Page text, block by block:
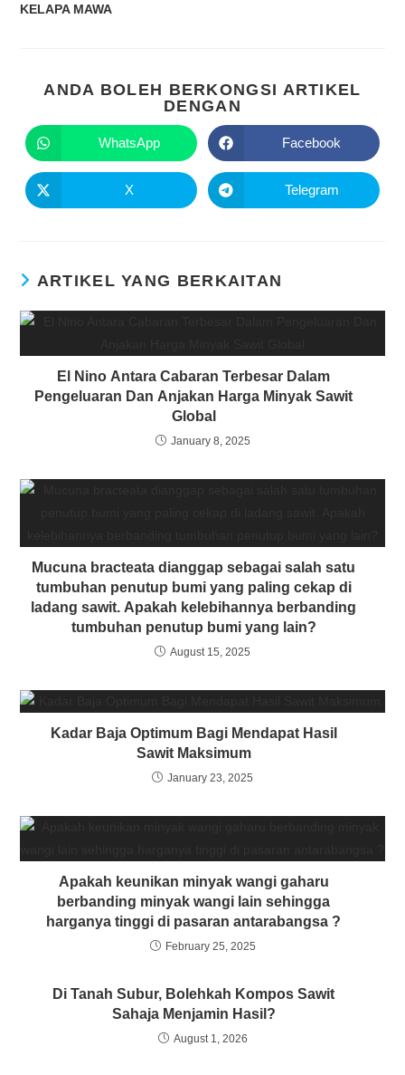
KELAPA MAWA
ANDA BOLEH BERKONGSI ARTIKEL
DENGAN
WhatsApp Facebook
X Telegram
ARTIKEL YANG BERKAITAN
El Nino Antara Cabaran Terbesar Dalam
Pengeluaran Dan Anjakan Harga Minyak Sawit
Global
January 8, 2025
Mucuna bracteata dianggap sebagai salah satu
tumbuhan penutup bumi yang paling cekap di
ladang sawit. Apakah kelebihannya berbanding
tumbuhan penutup bumi yang lain?
August 15, 2025
Kadar Baja Optimum Bagi Mendapat Hasil
Sawit Maksimum
January 23, 2025
Apakah keunikan minyak wangi gaharu
berbanding minyak wangi lain sehingga
harganya tinggi di pasaran antarabangsa ?
February 25, 2025
Di Tanah Subur, Bolehkah Kompos Sawit
Sahaja Menjamin Hasil?
August 1, 2026